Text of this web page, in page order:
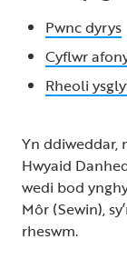
Pwnc dyrys
Cyflwr
Rheoli
Yn ddiweddar,
Hwyaid
wedi bod
Môr (Sewin),
rheswm.